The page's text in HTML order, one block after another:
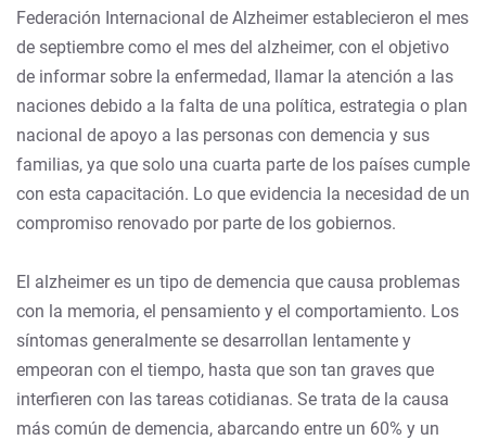
Federación Internacional de Alzheimer establecieron el mes
de septiembre como el mes del alzheimer, con el objetivo
de informar sobre la enfermedad, llamar la atención a las
naciones debido a la falta de una política, estrategia o plan
nacional de apoyo a las personas con demencia y sus
familias, ya que solo una cuarta parte de los países cumple
con esta capacitación. Lo que evidencia la necesidad de un
compromiso renovado por parte de los gobiernos.
El alzheimer es un tipo de demencia que causa problemas
con la memoria, el pensamiento y el comportamiento. Los
síntomas generalmente se desarrollan lentamente y
empeoran con el tiempo, hasta que son tan graves que
interfieren con las tareas cotidianas. Se trata de la causa
más común de demencia, abarcando entre un 60% y un